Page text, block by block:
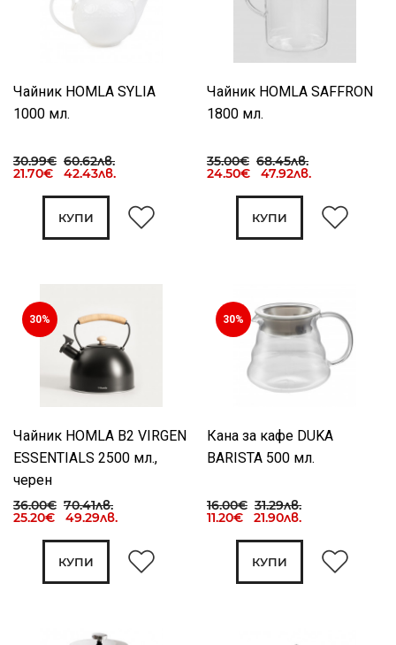
Чайник HOMLA SYLIA
1000 мл.
30.99€ 60.62лв.
21.70€ 42.43лв.
КУПИ
Чайник HOMLA SAFFRON
1800 мл.
35.00€ 68.45лв.
24.50€ 47.92лв.
КУПИ
30%
Чайник HOMLA B2 VIRGEN
ESSENTIALS 2500 мл.,
черен
36.00€ 70.41лв.
25.20€ 49.29лв.
КУПИ
30%
Кана за кафе DUKA
BARISTA 500 мл.
16.00€ 31.29лв.
11.20€ 21.90лв.
КУПИ